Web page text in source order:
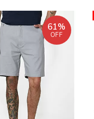
61%
OFF